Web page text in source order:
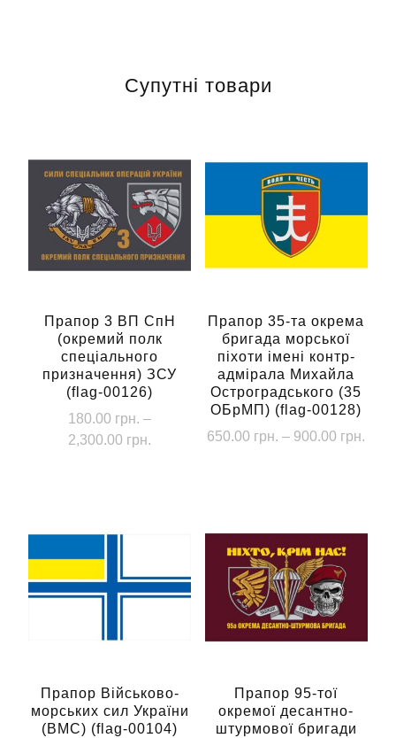
Супутні товари
Прапор 3 ВП СпН
(окремий полк
спеціального
призначення) ЗСУ
(flag-00126)
180.00 грн. –
2,300.00 грн. Діапазон
2,300.00 грн.
Параметри
вибрати
сторінці
товару
Прапор 35-та окрема
бригада морської
піхоти імені контр-
адмірала Михайла
Остроградського (35
ОБрМП) (flag-00128)
650.00 грн. – 900.00 грн.
кілька
варіантів.
Параметри
можна
вибрати
сторінці
товару
Прапор Військово-
морських сил України
(ВМС) (flag-00104)
Прапор 95-тої
окремої десантно-
штурмової бригади